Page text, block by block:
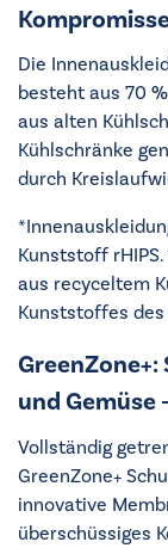
Die
besteht aus 70
aus alten
Kühlschränke
durch
Kunststoff
aus recyceltem
Kunststoffes
und Gemüse
Vollständig
GreenZone+
innovative
überschüssiges